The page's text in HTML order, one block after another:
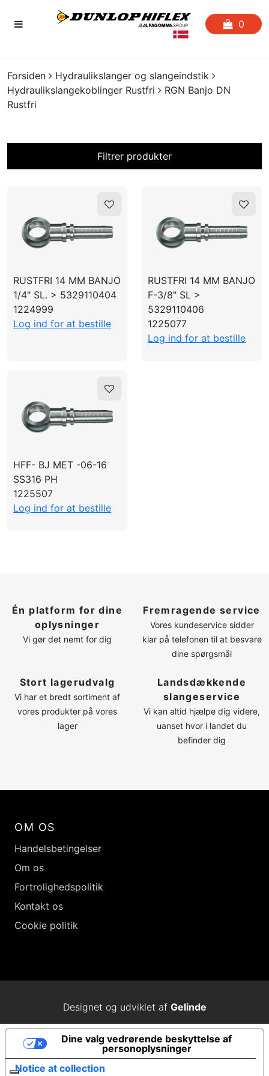
0
FORSIDEN
FAVORITLISTE
CRIMP
UDGÅENDE VARER
LOG IND
OPRET PROFIL
Forsiden
Hydraulikslanger og slangeindstik
Hydraulikslangekoblinger Rustfri
RGN Banjo DN
Rustfri
Filtrer produkter
M 16 x 1,5 G 3/8"
Banjo
Rustfri
RUSTFRI 14 MM BANJO
1/4" SL. > 5329110404
1224999
Log ind for at bestille
RUSTFRI 14 MM BANJO
F-3/8" SL >
5329110406
1225077
Log ind for at bestille
HFF- BJ MET -06-16
SS316 PH
1225507
Log ind for at bestille
Én platform for dine
oplysninger
Vi gør det nemt for dig
Fremragende service
Vores kundeservice sidder
klar på telefonen til at besvare
dine spørgsmål
Stort lagerudvalg
Vi har et bredt sortiment af
vores produkter på vores
lager
Landsdækkende
slangeservice
Vi kan altid hjælpe dig videre,
uanset hvor i landet du
befinder dig
OM OS
Handelsbetingelser
Om os
Fortrolighedspolitik
Kontakt os
Cookie politik
Designet og udviklet af Gelinde
Notice at collection
Dine valg vedrørende beskyttelse af
personoplysninger